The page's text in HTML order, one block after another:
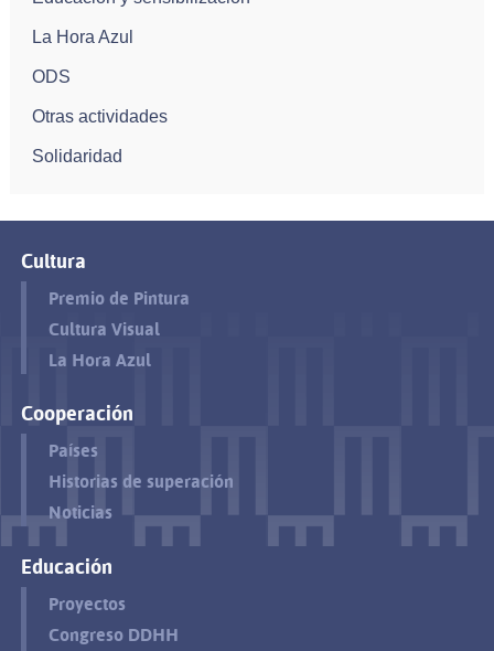
La Hora Azul
ODS
Otras actividades
Solidaridad
Cultura
Premio de Pintura
Cultura Visual
La Hora Azul
Cooperación
Países
Historias de superación
Noticias
Educación
Proyectos
Congreso DDHH